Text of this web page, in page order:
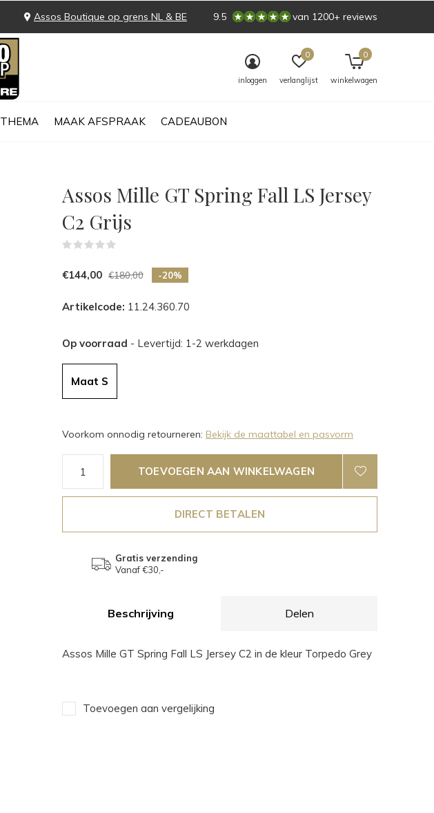
THEMA MAAK AFSPRAAK CADEAUBON
inloggen verlanglijst
0
winkelwagen
0
Assos Boutique op grens NL & BE 9.5 van 1200+ reviews
Assos Mille GT Spring Fall LS Jersey
C2 Grijs
€144,00 €180,00 -20%
Artikelcode: 11.24.360.70
Op voorraad - Levertijd: 1-2 werkdagen
Maat S
Voorkom onnodig retourneren: Bekijk de maattabel en pasvorm
TOEVOEGEN AAN WINKELWAGEN
DIRECT BETALEN
Gratis verzending
Vanaf €30,-
Beschrijving Delen
Assos Mille GT Spring Fall LS Jersey C2 in de kleur Torpedo Grey
Toevoegen aan vergelijking